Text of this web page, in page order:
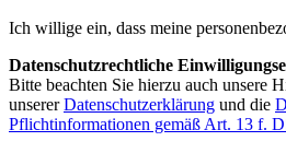
Ich willige ein, dass meine
Datenschutzrechtliche
Bitte beachten Sie hierzu auch unsere
unsererDatenschutzerklärung und die
Pflichtinformationen gemäß Art. 13 f.